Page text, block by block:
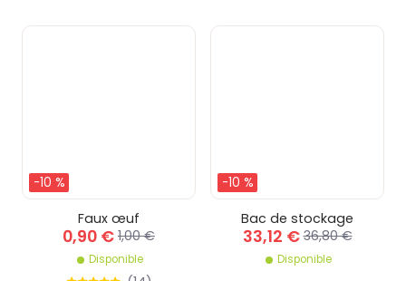
-10 %
Faux œuf
0,90 € 1,00 €
Disponible
-10 %
Bac de stockage
33,12 € 36,80 €
Disponible